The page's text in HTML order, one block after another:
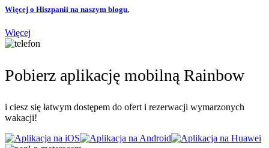
Więcej o Hiszpanii na naszym blogu.
Więcej
Pobierz aplikację mobilną Rainbow
i ciesz się łatwym dostępem do ofert i rezerwacji wymarzonych
wakacji!